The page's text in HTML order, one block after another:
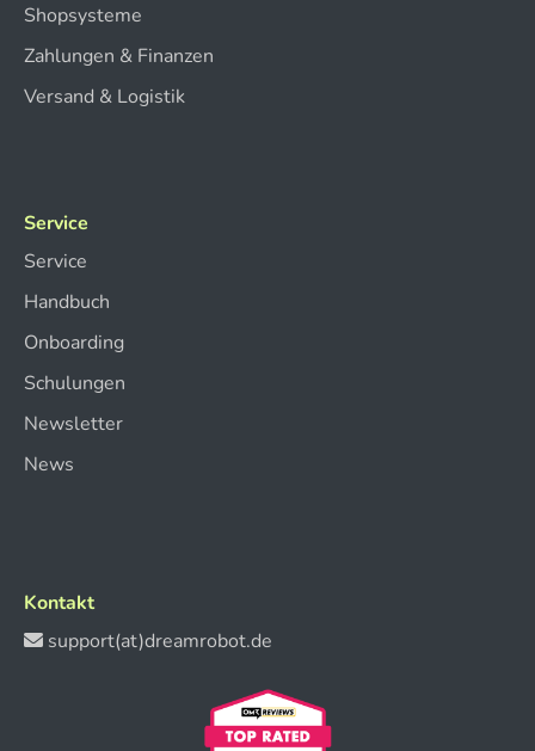
Shopsysteme
Zahlungen & Finanzen
Versand & Logistik
Service
Service
Handbuch
Onboarding
Schulungen
Newsletter
News
Kontakt
support(at)dreamrobot.de